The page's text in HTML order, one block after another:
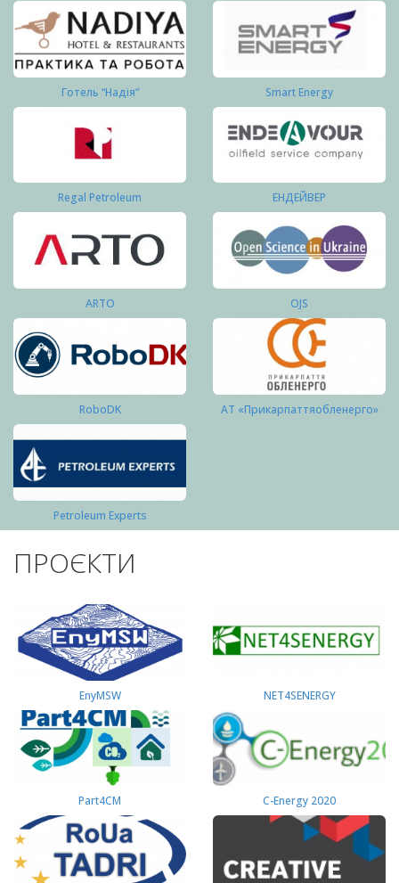
Готель “Надія” Smart Energy
Regal Petroleum ЕНДЕЙВЕР
ARTO OJS
RoboDK АТ «Прикарпаттяобленерго»
Petroleum Experts
ПРОЄКТИ
EnyMSW NET4SENERGY
Part4СМ C-Energy 2020